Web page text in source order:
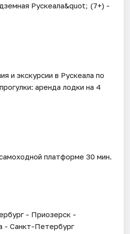
Рускеала&quot; (7+) -
и экскурсии в Рускеала по
аренда лодки на 4
платформе 30 мин.
- Приозерск -
- Санкт-Петербург